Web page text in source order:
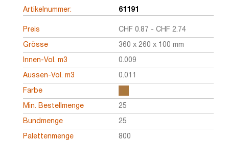
Artikelnummer: 61191
Preis CHF 0.87 - CHF 2.74
Grösse 360 x 260 x 100 mm
Innen-Vol. m3 0.009
Aussen-Vol. m3 0.011
Farbe
Min. Bestellmenge 25
Bundmenge 25
Palettenmenge 800